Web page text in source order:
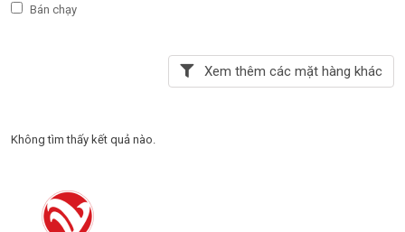
Bán chạy
Xem thêm các mặt hàng khác
Không tìm thấy kết quả nào.